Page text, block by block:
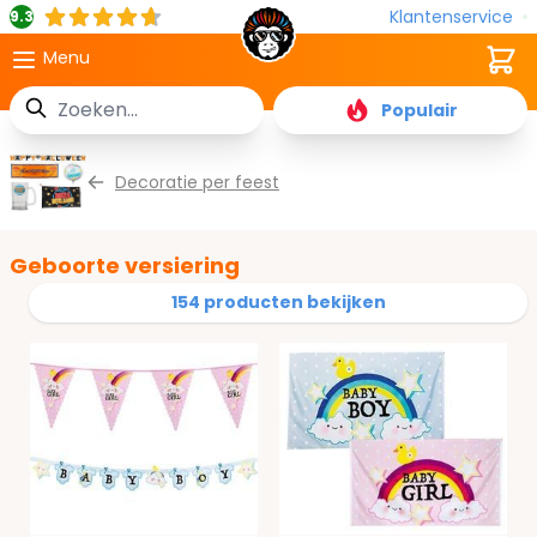
9.3
Klantenservice
Menu
Zoek
Populair
Cart
Decoratie per feest
Geboorte versiering
154 producten bekijken